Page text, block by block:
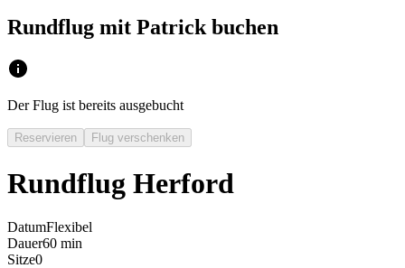
Rundflug mit Patrick buchen
Der Flug ist bereits ausgebucht
Reservieren Flug verschenken
Rundflug Herford
DatumFlexibel
Dauer60 min
Sitze0